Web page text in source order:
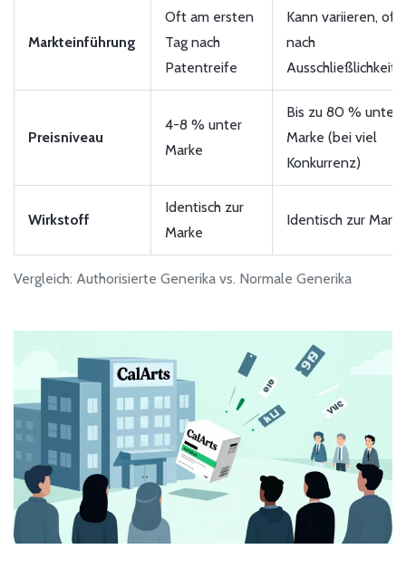
Vergleich: Authorisierte Generika vs. Normale Generika
Markteinführung
Oft am ersten
Tag nach
Patentreife
Kann variieren, oft
nach
Preisniveau
4-8 % unter
Marke
Bis zu 80 % unter
Marke (bei viel
Konkurrenz)
Wirkstoff
Identisch zur
Marke
Identisch zur Marke